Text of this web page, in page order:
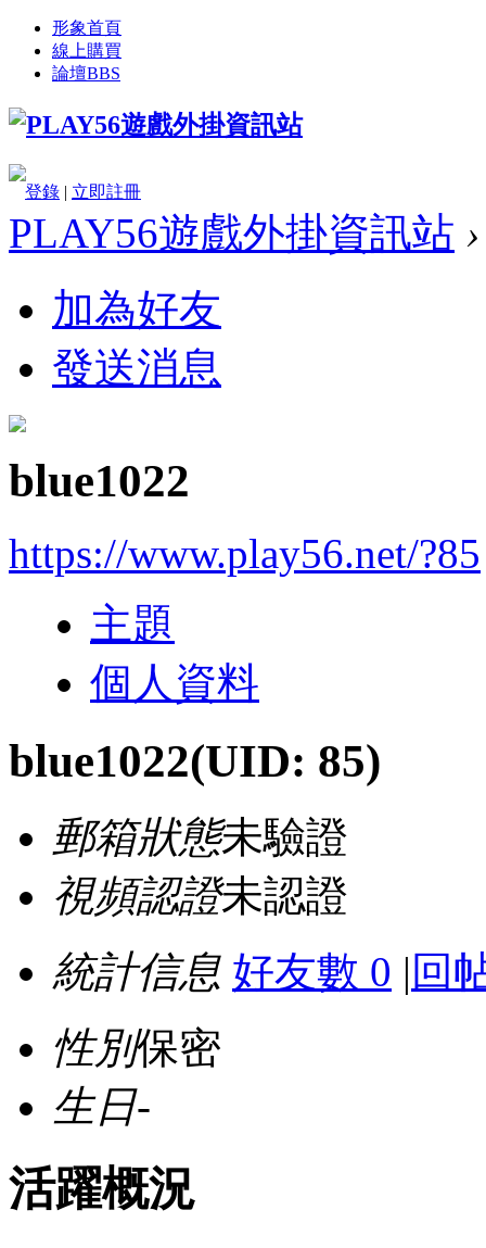
形象首頁
線上購買
論壇BBS
登錄 | 立即註冊
PLAY56遊戲外掛資訊站 ›
加為好友
發送消息
blue1022
https://www.play56.net/?85
主題
個人資料
blue1022(UID: 85)
郵箱狀態未驗證
視頻認證未認證
統計信息 好友數 0 | 回
性別保密
生日-
活躍概況